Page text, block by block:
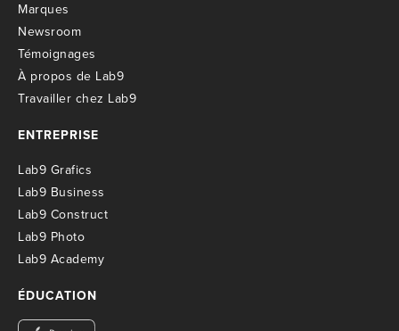
Marques
Newsroom
Témoignages
À propos de Lab9
Travailler chez Lab9
ENTREPRISE
Lab9 Grafics
Lab9 Business
Lab9 Construct
Lab9 Photo
Lab9 Academy
ÉDUCATION